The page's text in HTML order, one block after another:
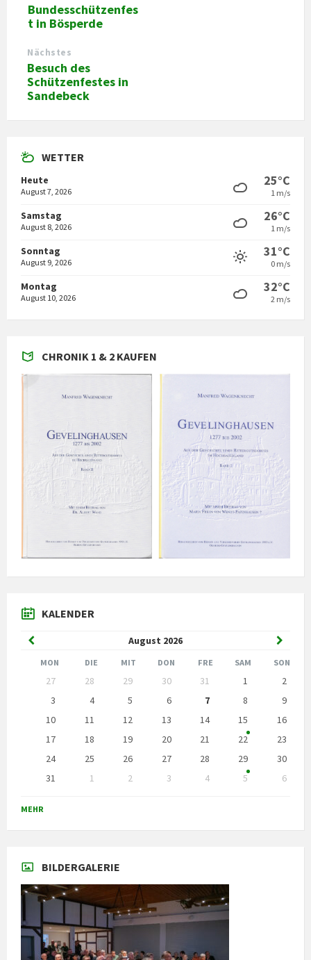
Bundesschützenfes
t in Bösperde
Nächstes
Besuch des
Schützenfestes in
Sandebeck
WETTER
Heute
August 7, 2026
25°C
1 m/s
Samstag
August 8, 2026
26°C
1 m/s
Sonntag
August 9, 2026
31°C
0 m/s
Montag
August 10, 2026
32°C
2 m/s
CHRONIK 1 & 2 KAUFEN
KALENDER
August 2026
Vorheriger
Monat
Monat
MON DIE MIT DON FRE SAM SON
Kalendertage
überspringen
27 28 29 30 31 1
2
3
4 5 6 7 8
9
10
11 12 13 14 15
16
17
18 19 20 21 22
23
24
25 26 27 28 29
30
31
1 2 3 4 5
6
zu
den
MEHR
BILDERGALERIE